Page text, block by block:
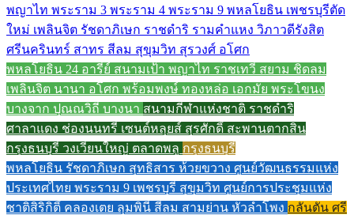
พญาไท พระราม 3 พระราม 4 พระราม 9 พหลโยธิน เพชรบุรีตัด
ใหม่ เพลินจิต รัชดาภิเษก ราชดำริ รามคำแหง วิภาวดีรังสิต
ศรีนครินทร์ สาทร สีลม สุขุมวิท สุรวงศ์ อโศก
พหลโยธิน 24 อารีย์ สนามเป้า พญาไท ราชเทวี สยาม ชิดลม
เพลินจิต นานา อโศก พร้อมพงษ์ ทองหล่อ เอกมัย พระโขนง
บางจาก ปุณณวิถี บางนา สนามกีฬาแห่งชาติ ราชดำริ
ศาลาแดง ช่องนนทรี เซนต์หลุยส์ สุรศักดิ์ สะพานตากสิน
กรุงธนบุรี วงเวียนใหญ่ ตลาดพลู กรุงธนบุรี
พหลโยธิน รัชดาภิเษก สุทธิสาร ห้วยขวาง ศูนย์วัฒนธรรมแห่ง
ประเทศไทย พระราม 9 เพชรบุรี สุขุมวิท ศูนย์การประชุมแห่ง
ชาติสิริกิติ์ คลองเตย ลุมพินี สีลม สามย่าน หัวลำโพง กลันตัน ศรี